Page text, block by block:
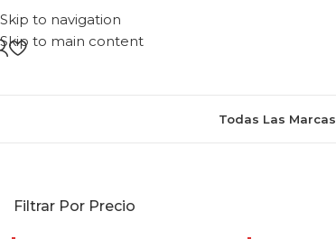
Skip to navigation
Skip to main content
Todas Las Marcas
Filtrar Por Precio